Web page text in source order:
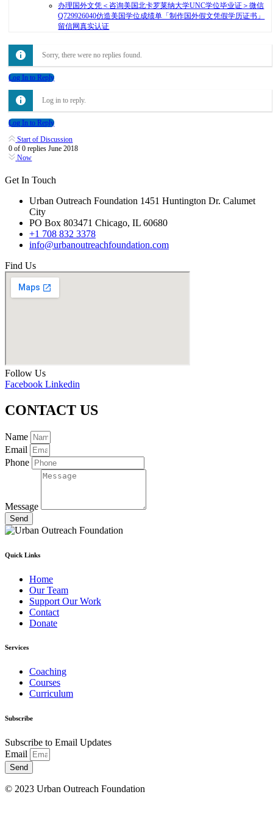
办理国外文凭＜咨询美国北卡罗莱纳大学UNC学位毕业证＞微信
Q729926040仿造美国学位成绩单「制作国外假文凭假学历证书」
留信网真实认证
Sorry, there were no replies found.
Log In to Reply
Log in to reply.
Log In to Reply
Start of Discussion
0 of0 repliesJune 2018
Now
Get In Touch
Urban Outreach Foundation 1451 Huntington Dr. Calumet
City
PO Box 803471 Chicago, IL 60680
+1 708 832 3378
info@urbanoutreachfoundation.com
Find Us
Follow Us
Facebook Linkedin
CONTACT US
Name
Email
Phone
Message
Send
Quick Links
Home
Our Team
Support Our Work
Contact
Donate
Services
Coaching
Courses
Curriculum
Subscribe
Subscribe to Email Updates
Email
Send
© 2023 Urban Outreach Foundation